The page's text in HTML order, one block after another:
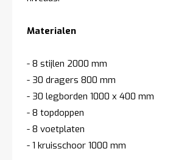
Materialen
- 8 stijlen 2000 mm
- 30 dragers 800 mm
- 30 legborden 1000 x 400 mm
- 8 topdoppen
- 8 voetplaten
- 1 kruisschoor 1000 mm